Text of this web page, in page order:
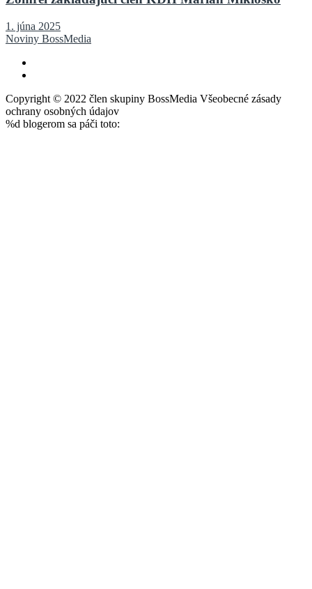
1. júna 2025
Noviny BossMedia
Copyright © 2022 člen skupiny BossMedia Všeobecné zásady
ochrany osobných údajov
%d blogerom sa páči toto: